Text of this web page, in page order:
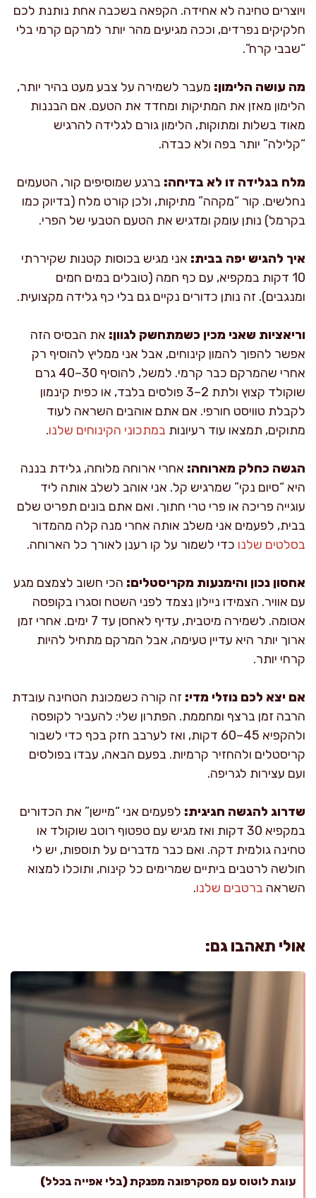
ויוצרים טחינה לא אחידה. הקפאה בשכבה אחת נותנת לכם
חלקיקים נפרדים, וככה מגיעים מהר יותר למרקם קרמי בלי
“שבבי קרח”.
מה עושה הלימון: מעבר לשמירה על צבע מעט בהיר יותר,
הלימון מאזן את המתיקות ומחדד את הטעם. אם הבננות
מאוד בשלות ומתוקות, הלימון גורם לגלידה להרגיש
“קלילה” יותר בפה ולא כבדה.
מלח בגלידה זו לא בדיחה: ברגע שמוסיפים קור, הטעמים
נחלשים. קור “מקהה” מתיקות, ולכן קורט מלח (בדיוק כמו
בקרמל) נותן עומק ומדגיש את הטעם הטבעי של הפרי.
איך להגיש יפה בבית: אני מגיש בכוסות קטנות שקיררתי
10 דקות במקפיא, עם כף חמה (טובלים במים חמים
ומנגבים). זה נותן כדורים נקיים גם בלי כף גלידה מקצועית.
וריאציות שאני מכין כשמתחשק לגוון: את הבסיס הזה
אפשר להפוך להמון קינוחים, אבל אני ממליץ להוסיף רק
אחרי שהמרקם כבר קרמי. למשל, להוסיף 30–40 גרם
שוקולד קצוץ ולתת 2–3 פולסים בלבד, או כפית קינמון
לקבלת טוויסט חורפי. אם אתם אוהבים השראה לעוד
מתוקים, תמצאו עוד רעיונות במתכוני הקינוחים שלנו.
הגשה כחלק מארוחה: אחרי ארוחה מלוחה, גלידת בננה
היא “סיום נקי” שמרגיש קל. אני אוהב לשלב אותה ליד
עוגייה פריכה או פרי טרי חתוך. ואם אתם בונים תפריט שלם
בבית, לפעמים אני משלב אותה אחרי מנה קלה מהמדור
בסלטים שלנו כדי לשמור על קו רענן לאורך כל הארוחה.
אחסון נכון והימנעות מקריסטלים: הכי חשוב לצמצם מגע
עם אוויר. הצמידו ניילון נצמד לפני השטח וסגרו בקופסה
אטומה. לשמירה מיטבית, עדיף לאחסן עד 7 ימים. אחרי זמן
ארוך יותר היא עדיין טעימה, אבל המרקם מתחיל להיות
קרחי יותר.
אם יצא לכם נוזלי מדי: זה קורה כשמכונת הטחינה עובדת
הרבה זמן ברצף ומחממת. הפתרון שלי: להעביר לקופסה
ולהקפיא 45–60 דקות, ואז לערבב חזק בכף כדי לשבור
קריסטלים ולהחזיר קרמיות. בפעם הבאה, עבדו בפולסים
ועם עצירות לגריפה.
שדרוג להגשה חגיגית: לפעמים אני “מיישן” את הכדורים
במקפיא 30 דקות ואז מגיש עם טפטוף רוטב שוקולד או
טחינה גולמית דקה. ואם כבר מדברים על תוספות, יש לי
חולשה לרטבים ביתיים שמרימים כל קינוח, ותוכלו למצוא
השראה ברטבים שלנו.
אולי תאהבו גם:
עוגת לוטוס עם מסקרפונה מפנקת (בלי אפייה בכלל)